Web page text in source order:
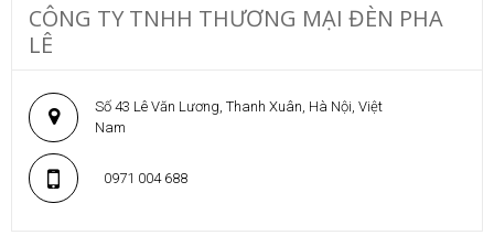
CÔNG TY TNHH THƯƠNG MẠI ĐÈN PHA
LÊ
Số 43 Lê Văn Lương, Thanh Xuân, Hà Nội, Việt
Nam
0971 004 688